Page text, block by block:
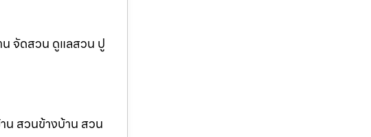
จัดสวน ดูแลสวน ปู
น สวนข้างบ้าน สวน